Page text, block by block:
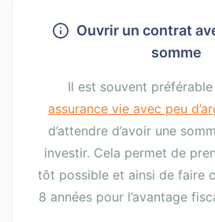
Ouvrir un contrat
somme
Il est souvent préférable
assurance vie avec peu
d’attendre d’avoir une
investir. Cela permet de
tôt possible et ainsi de faire
8 années pour l’avantage